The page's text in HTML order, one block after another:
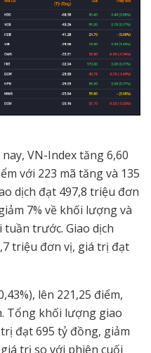
VN-Index tăng 6,60
với 223 mã tăng và 135
dịch đạt 497,8 triệu đơn
7% về khối lượng và
trước. Giao dịch
triệu đơn vị, giá trị đạt
lên 221,25 điểm,
Tổng khối lượng giao
đạt 695 tỷ đồng, giảm
trị so với phiên cuối